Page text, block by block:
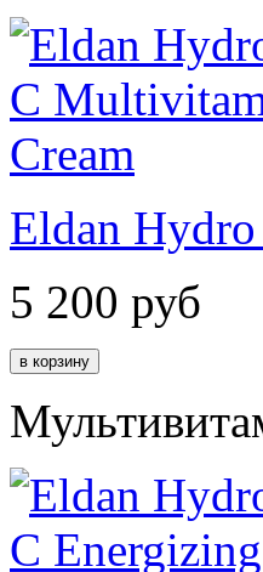
Eldan
5 200 руб